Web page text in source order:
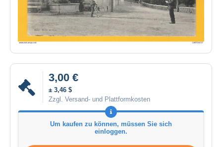
3,00 €
± 3,46 $
Zzgl. Versand- und Plattformkosten
Um kaufen zu können, müssen Sie sich
einloggen.